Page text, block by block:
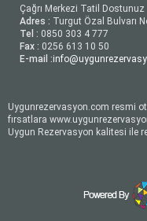
Çağrı Merkezi Tatil Dostunuz
Adres : Turgut Özal Bulvarı
Tel : 0850 303 4 777
Fax : 0256 613 10 50
E-mail :
Uygunrezervasyon.com resmi
fırsatlara
Uygun Rezervasyon kalitesi ile